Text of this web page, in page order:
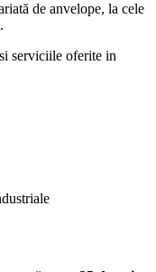
de anvelope, la cele
serviciile oferite in